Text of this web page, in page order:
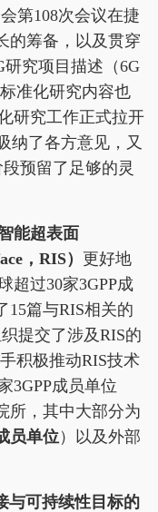
第108次会议在捷
的筹备，以及贯穿
究项目描述（6G
准化研究内容也
研究工作正式拉开
纳了各方意见，又
预留了足够的灵
能超表面
，RIS） 更好地
超过30家3GPP成
15篇与RIS相关的
提交了涉及RIS的
积极推动RIS技术
3GPP成员单位
所，其中大部分为
员单位）以及外部
与可持续性目标的